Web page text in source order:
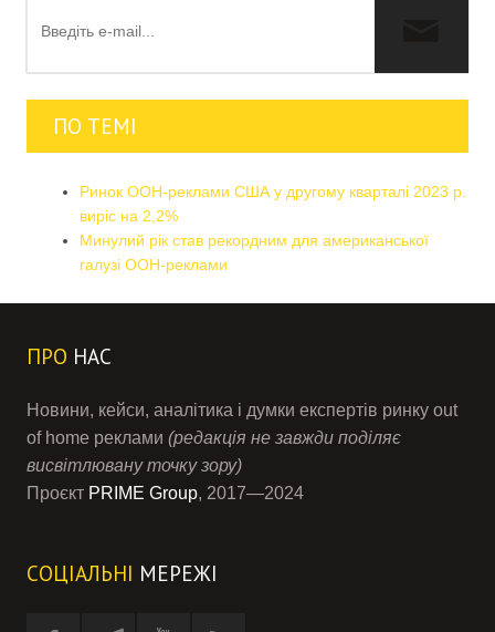
ПО ТЕМІ
Ринок OOH-реклами США у другому кварталі 2023 р.
виріс на 2,2%
Минулий рік став рекордним для американської
галузі OOH-реклами
ПРО НАС
Новини, кейси, аналітика і думки експертів ринку out
of home реклами (редакція не завжди поділяє
висвітлювану точку зору)
Проєкт PRIME Group, 2017—2024
СОЦІАЛЬНІ МЕРЕЖІ